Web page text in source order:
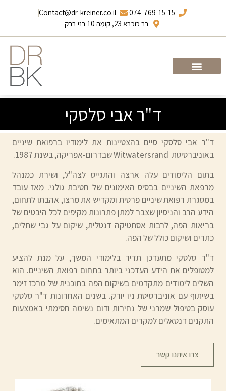
074-769-15-15
Contact@dr-kreiner.co.il
בר כוכבא 23, קומה 10 בני ברק
ד"ר אבי סלסקי
ד"ר אבי סלסקי סיים בהצטיינות את לימודיו ברפואת שיניים
באוניברסיטת Witwatersrand שבדרום-אפריקה, בשנת 1987.
בתום הלימודים עלה ארצה והתגייס לצה"ל, ושירת כמנהל
מרפאת השיניים בבסיס האימונים של חטיבת גולני. מאז עובד
במסגרת רפואת שיניים פרטית ומקדיש את מרצו, אהבתו לתחום,
הידע הרב והניסיון שצבר למתן פתרונות מקיפים לכל היבטים של
בריאות הפה, לרבות אסתטיקה דנטלית, שיקום על גבי שתלים,
כתרים ושיקום כולל של הפה.
ד"ר סלסקי מתעדכן תדיר בלימודי המשך, על מנת להציע
למטופלים את הידע העדכני ביותר בתחום רפואת השיניים. הוא
השלים לימודים מתקדמים בשיקום הפה בתוכנית של מרכז זימר
בשיתוף עם אוניברסיטת ניו יורק. בשנים האחרונות ד"ר סלסקי
עוסק בטיפול שמרני של נחירות ודום נשימה חסימתי באמצעות
התקנים דנטאלים למקרים המתאימים.
צרו איתנו קשר